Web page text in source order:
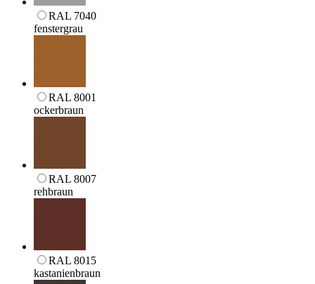
RAL 7040
fenstergrau
RAL 8001
ockerbraun
RAL 8007
rehbraun
RAL 8015
kastanienbraun